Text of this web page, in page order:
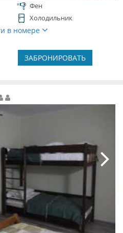
Фен
Холодильник
в номере
ЗАБРОНИРОВАТЬ